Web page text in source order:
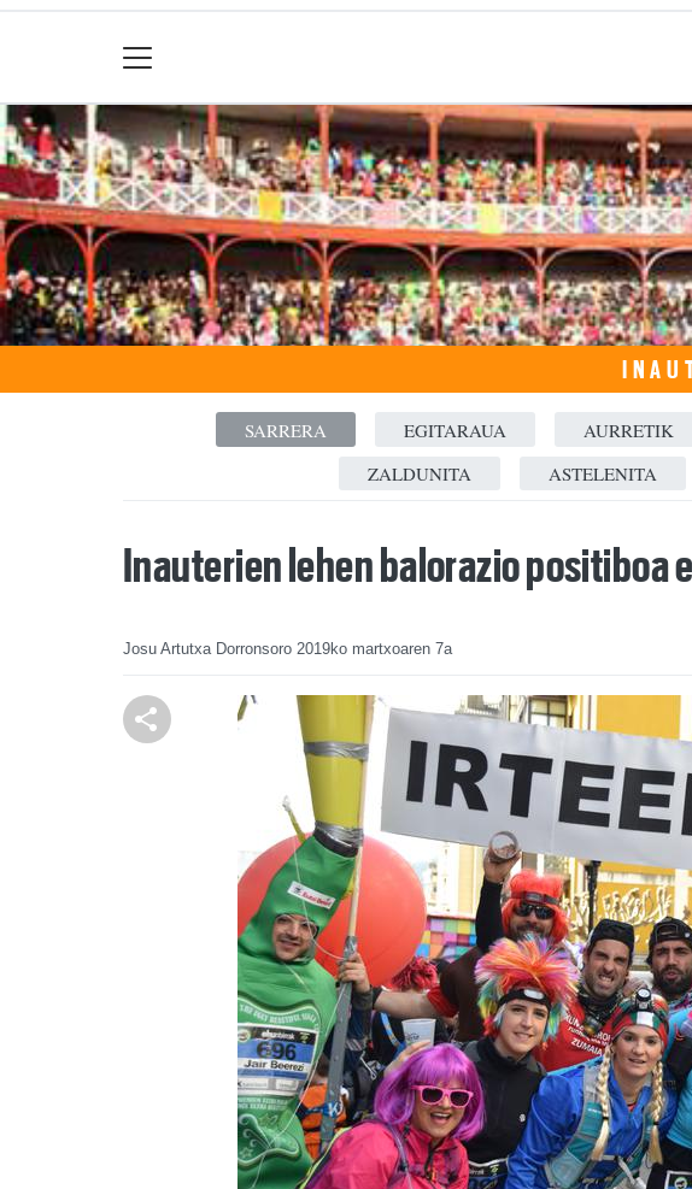
SARRERA EGITARAUA AURRETIK
ZALDUNITA
ASTELENITA
Inauterien lehen balorazio positiboa
Josu Artutxa Dorronsoro 2019ko martxoaren 7a